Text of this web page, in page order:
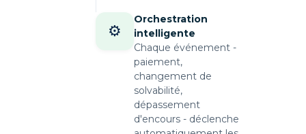
⚙️
Orchestration
intelligente
Chaque événement -
paiement,
changement de
solvabilité,
dépassement
d'encours - déclenche